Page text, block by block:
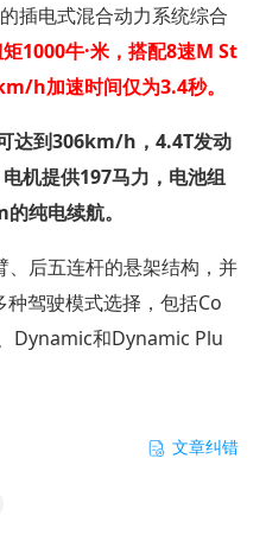
插电式混合动力系统综合
1000牛·米，搭配8速M St
h加速时间仅为3.4秒。
达到306km/h，4.4T发动
机提供197马力，电池组
纯电续航。
后五连杆的悬架结构，并
驾驶模式选择，包括Co
Dynamic和Dynamic Plu
文章纠错